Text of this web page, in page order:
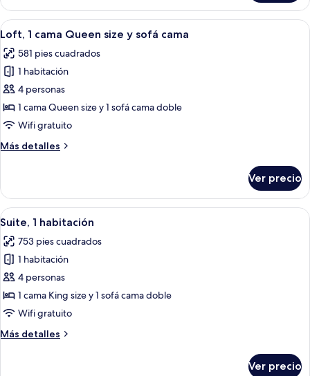
1
cama
King
Abrir
todas
las
fotos
de
Loft,
1
Queen
sofá
cama
Habitación de hotel con cama,
4
Loft, 1 cama Queen size y sofá cama
581 pies cuadrados
1 habitación
4 personas
1 cama Queen size y 1 sofá cama doble
Wifi gratuito
Más detalles
Más
1
cama
Queen
y
sofá
cama
Ver precio
Abrir
todas
las
fotos
de
Suite,
1
Ropa de cama de alta calidad y caja
4
Suite, 1 habitación
753 pies cuadrados
1 habitación
4 personas
1 cama King size y 1 sofá cama doble
Wifi gratuito
Más detalles
Más
Ver precio